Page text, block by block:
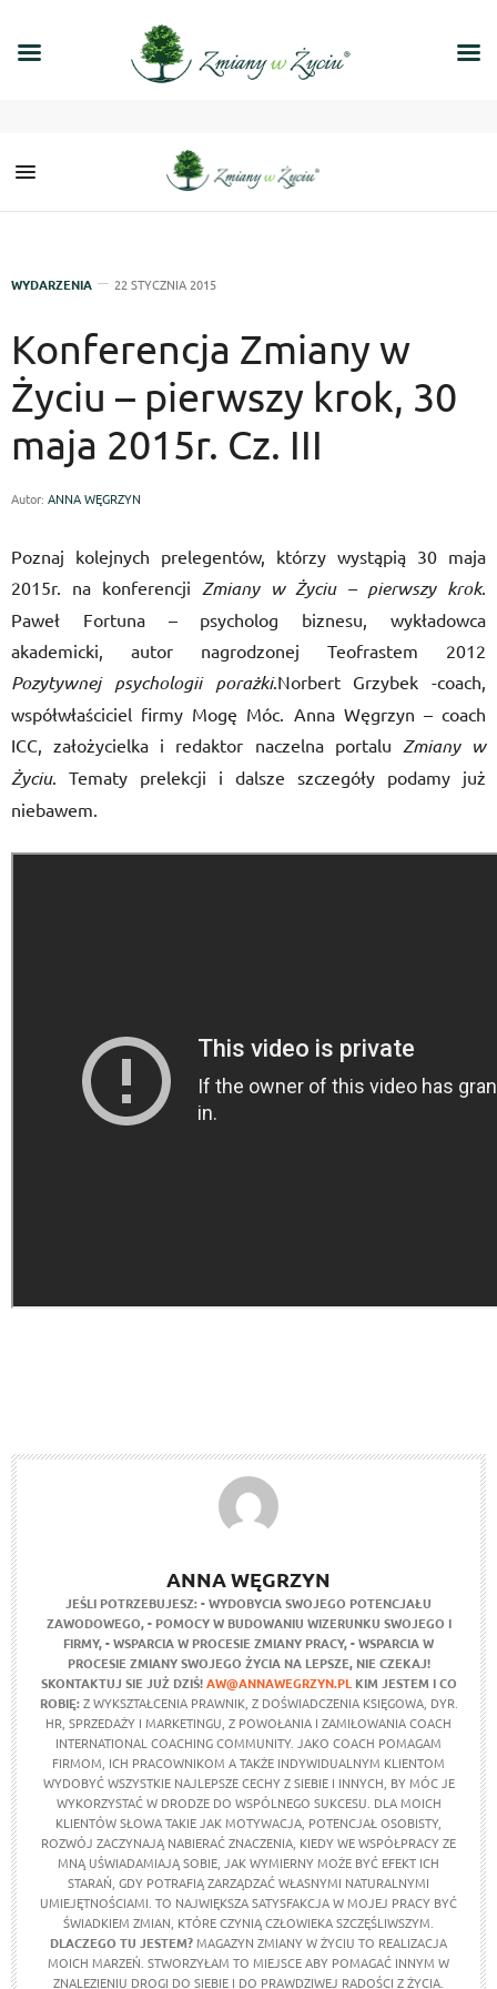
WYDARZENIA 22 STYCZNIA 2015
Konferencja Zmiany w
Życiu – pierwszy krok, 30
maja 2015r. Cz. III
Autor: ANNA WĘGRZYN
Poznaj kolejnych prelegentów, którzy wystąpią 30 maja
2015r. na konferencji Zmiany w Życiu – pierwszy krok.
Paweł Fortuna – psycholog biznesu, wykładowca
akademicki, autor nagrodzonej Teofrastem 2012
Pozytywnej psychologii porażki.Norbert Grzybek -coach,
współwłaściciel firmy Mogę Móc. Anna Węgrzyn – coach
ICC, założycielka i redaktor naczelna portalu Zmiany w
Życiu. Tematy prelekcji i dalsze szczegóły podamy już
niebawem.
ANNA WĘGRZYN
JEŚLI POTRZEBUJESZ:- WYDOBYCIA SWOJEGO POTENCJAŁU
ZAWODOWEGO, - POMOCY W BUDOWANIU WIZERUNKU SWOJEGO I
FIRMY,- WSPARCIA W PROCESIE ZMIANY PRACY,- WSPARCIA W
PROCESIE ZMIANY SWOJEGO ŻYCIA NA LEPSZE, NIE CZEKAJ!
SKONTAKTUJ SIE JUŻ DZIŚ!AW@ANNAWEGRZYN.PL KIM JESTEM I CO
ROBIĘ:Z WYKSZTAŁCENIA PRAWNIK, Z DOŚWIADCZENIA KSIĘGOWA, DYR.
HR, SPRZEDAŻY I MARKETINGU, Z POWOŁANIA I ZAMIŁOWANIA COACH
INTERNATIONAL COACHING COMMUNITY. JAKO COACH POMAGAM
FIRMOM, ICH PRACOWNIKOM A TAKŻE INDYWIDUALNYM KLIENTOM
WYDOBYĆ WSZYSTKIE NAJLEPSZE CECHY Z SIEBIE I INNYCH, BY MÓC JE
WYKORZYSTAĆ W DRODZE DO WSPÓLNEGO SUKCESU. DLA MOICH
KLIENTÓW SŁOWA TAKIE JAK MOTYWACJA, POTENCJAŁ OSOBISTY,
ROZWÓJ ZACZYNAJĄ NABIERAĆ ZNACZENIA, KIEDY WE WSPÓŁPRACY ZE
MNĄ UŚWIADAMIAJĄ SOBIE, JAK WYMIERNY MOŻE BYĆ EFEKT ICH
STARAŃ, GDY POTRAFIĄ ZARZĄDZAĆ WŁASNYMI NATURALNYMI
UMIEJĘTNOŚCIAMI. TO NAJWIĘKSZA SATYSFAKCJA W MOJEJ PRACY BYĆ
ŚWIADKIEM ZMIAN, KTÓRE CZYNIĄ CZŁOWIEKA SZCZĘŚLIWSZYM.
DLACZEGO TU JESTEM?MAGAZYN ZMIANY W ŻYCIU TO REALIZACJA
MOICH MARZEŃ. STWORZYŁAM TO MIEJSCE ABY POMAGAĆ INNYM W
ZNALEZIENIU DROGI DO SIEBIE I DO PRAWDZIWEJ RADOŚCI Z ŻYCIA.